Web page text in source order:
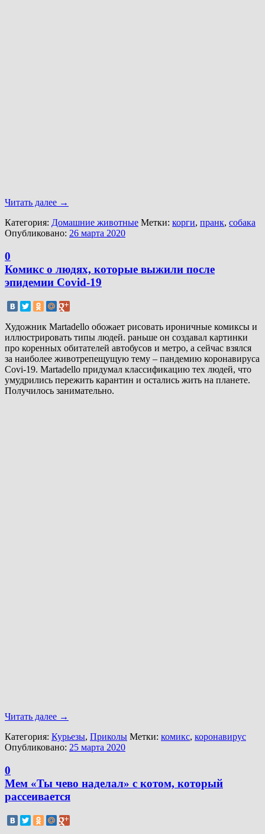
Читать далее →
Категория: Домашние животные Метки: корги, пранк, собака
Опубликовано: 26 марта 2020
0
Комикс о людях, которые выжили после
эпидемии Covid-19
Художник Martadello обожает рисовать ироничные комиксы и
иллюстрировать типы людей. раньше он создавал картинки
про коренных обитателей автобусов и метро, а сейчас взялся
за наиболее животрепещущую тему – пандемию коронавируса
Covi-19. Martadello придумал классификацию тех людей, что
умудрились пережить карантин и остались жить на планете.
Получилось занимательно.
Читать далее →
Категория: Курьезы, Приколы Метки: комикс, коронавирус
Опубликовано: 25 марта 2020
0
Мем «Ты чево наделал» с котом, который
рассеивается